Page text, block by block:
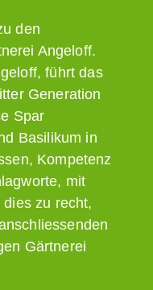
den
Angeloff.
führt das
Generation
Spar
Basilikum in
Kompetenz
mit
zu recht,
Gärtnerei